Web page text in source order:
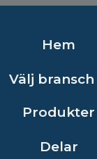
Hem
Välj bransch
Produkter
Delar